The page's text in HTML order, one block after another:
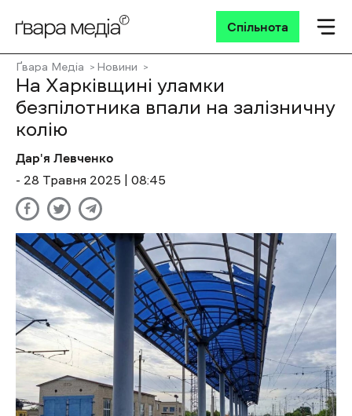
Спільнота
Ґвара Медіа Новини
На Харківщині уламки
безпілотника впали на залізничну
колію
Дар'я Левченко
- 28 Травня 2025 | 08:45